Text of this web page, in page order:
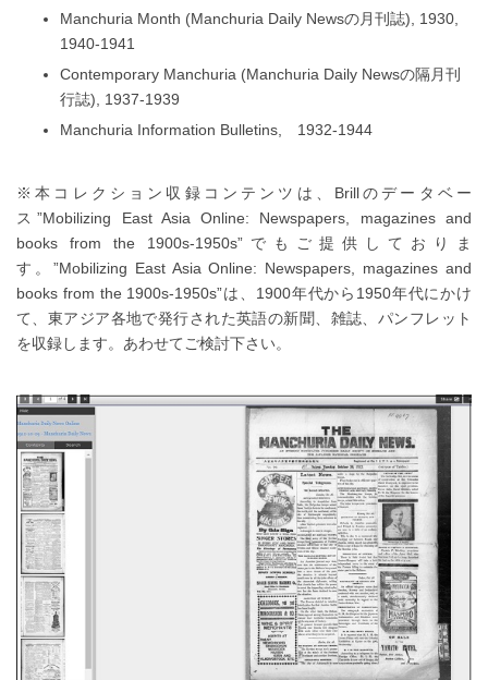
Manchuria Month (Manchuria Daily Newsの月刊誌), 1930,
1940-1941
Contemporary Manchuria (Manchuria Daily Newsの隔月刊
行誌), 1937-1939
Manchuria Information Bulletins, 1932-1944
※本コレクション収録コンテンツは、Brillのデータベー
ス”Mobilizing East Asia Online: Newspapers, magazines and
books from the 1900s-1950s”でもご提供しておりま
す。”Mobilizing East Asia Online: Newspapers, magazines and
books from the 1900s-1950s”は、1900年代から1950年代にかけ
て、東アジア各地で発行された英語の新聞、雑誌、パンフレット
を収録します。あわせてご検討下さい。